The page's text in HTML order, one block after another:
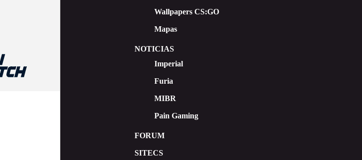
Wallpapers CS:GO
Mapas
NOTICIAS
Imperial
Furia
MIBR
Pain Gaming
FORUM
SITECS